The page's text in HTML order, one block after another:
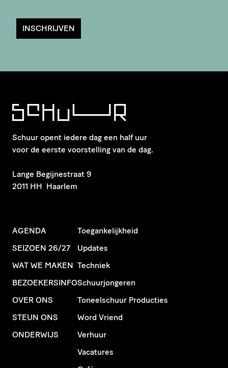
INSCHRIJVEN
Schuur opent iedere dag een half uur
voor de eerste voorstelling van de dag.
​Lange Begijnestraat 9
2011 HH Haarlem
AGENDA
SEIZOEN 26/27
WAT WE MAKEN
BEZOEKERSINFO
OVER ONS
STEUN ONS
ONDERWIJS
Toegankelijkheid
Updates
Techniek
Schuurjongeren
Toneelschuur Producties
Word Vriend
Verhuur
Vacatures